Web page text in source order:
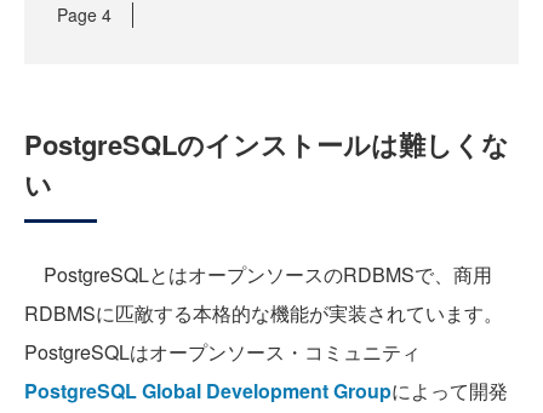
Page 4
PostgreSQLのインストールは難しくな
い
PostgreSQLとはオープンソースのRDBMSで、商用
RDBMSに匹敵する本格的な機能が実装されています。
PostgreSQLはオープンソース・コミュニティ
PostgreSQL Global Development Groupによって開発